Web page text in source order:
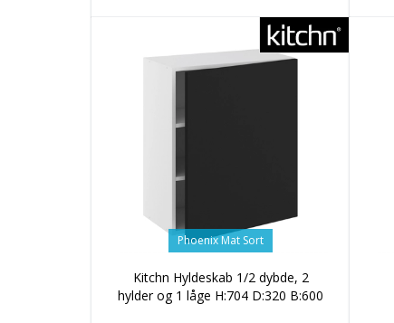
Phoenix Mat Sort
Kitchn Hyldeskab 1/2 dybde, 2
hylder og 1 låge H:704 D:320 B:600